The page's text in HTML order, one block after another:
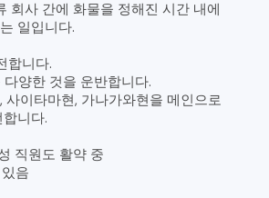
회사 간에 화물을 정해진 시간 내에
일입니다.
합니다.
양한 것을 운반합니다.
사이타마현, 가나가와현을 메인으로
니다.
직원도 활약 중
음